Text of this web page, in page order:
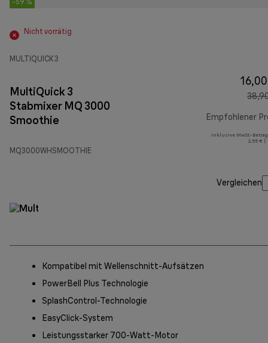
Nicht vorrätig
MULTIQUICK 3
MultiQuick 3
Stabmixer MQ 3000
Smoothie
MQ3000WHSMOOTHIE
Empfohlener
Inklusive MwSt.-
2,55 € (
Vergleichen
Kompatibel mit Wellenschnitt-Aufsätzen
PowerBell Plus Technologie
SplashControl-Technologie
EasyClick-System
Leistungsstarker 700-Watt-Motor